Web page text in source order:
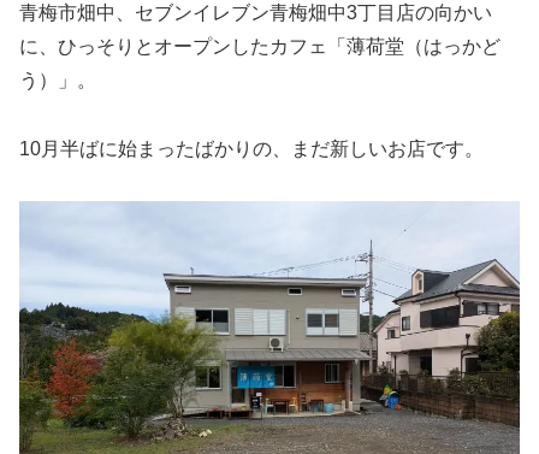
青梅市畑中、セブンイレブン青梅畑中3丁目店の向かい
に、ひっそりとオープンしたカフェ「薄荷堂（はっかど
う）」。
10月半ばに始まったばかりの、まだ新しいお店です。